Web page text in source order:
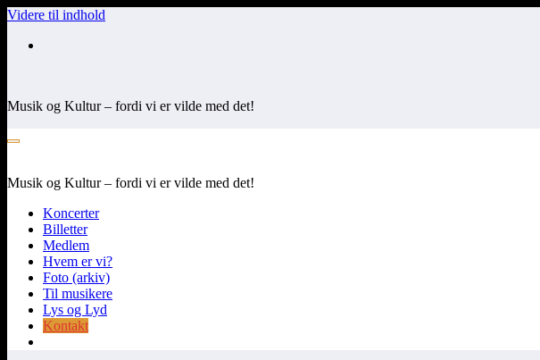
Videre til indhold
Musik og Kultur – fordi vi er vilde med det!
Musik og Kultur – fordi vi er vilde med det!
Koncerter
Billetter
Medlem
Hvem er vi?
Foto (arkiv)
Til musikere
Lys og Lyd
Kontakt